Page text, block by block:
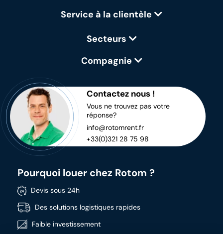
Service à la clientèle
Secteurs
Compagnie
Contactez nous !
Vous ne trouvez pas votre
réponse?
info@rotomrent.fr
+33(0)321 28 75 98
Pourquoi louer chez Rotom ?
Devis sous 24h
Des solutions logistiques rapides
Faible investissement